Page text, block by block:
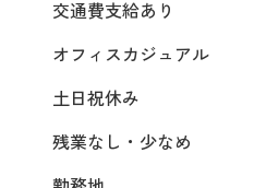
交通費支給あり
オフィスカジュアル
土日祝休み
残業なし・少なめ